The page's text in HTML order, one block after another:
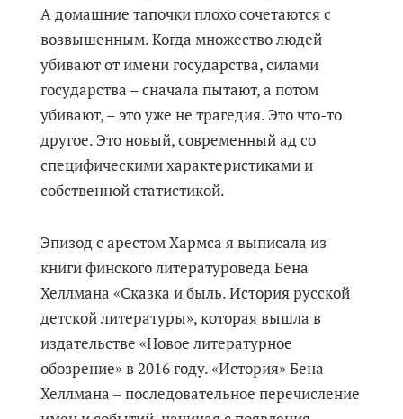
А домашние тапочки плохо сочетаются с
возвышенным. Когда множество людей
убивают от имени государства, силами
государства – сначала пытают, а потом
убивают, – это уже не трагедия. Это что-то
другое. Это новый, современный ад со
специфическими характеристиками и
собственной статистикой.
Эпизод с арестом Хармса я выписала из
книги финского литературоведа Бена
Хеллмана «Сказка и быль. История русской
детской литературы», которая вышла в
издательстве «Новое литературное
обозрение» в 2016 году. «История» Бена
Хеллмана ‒ последовательное перечисление